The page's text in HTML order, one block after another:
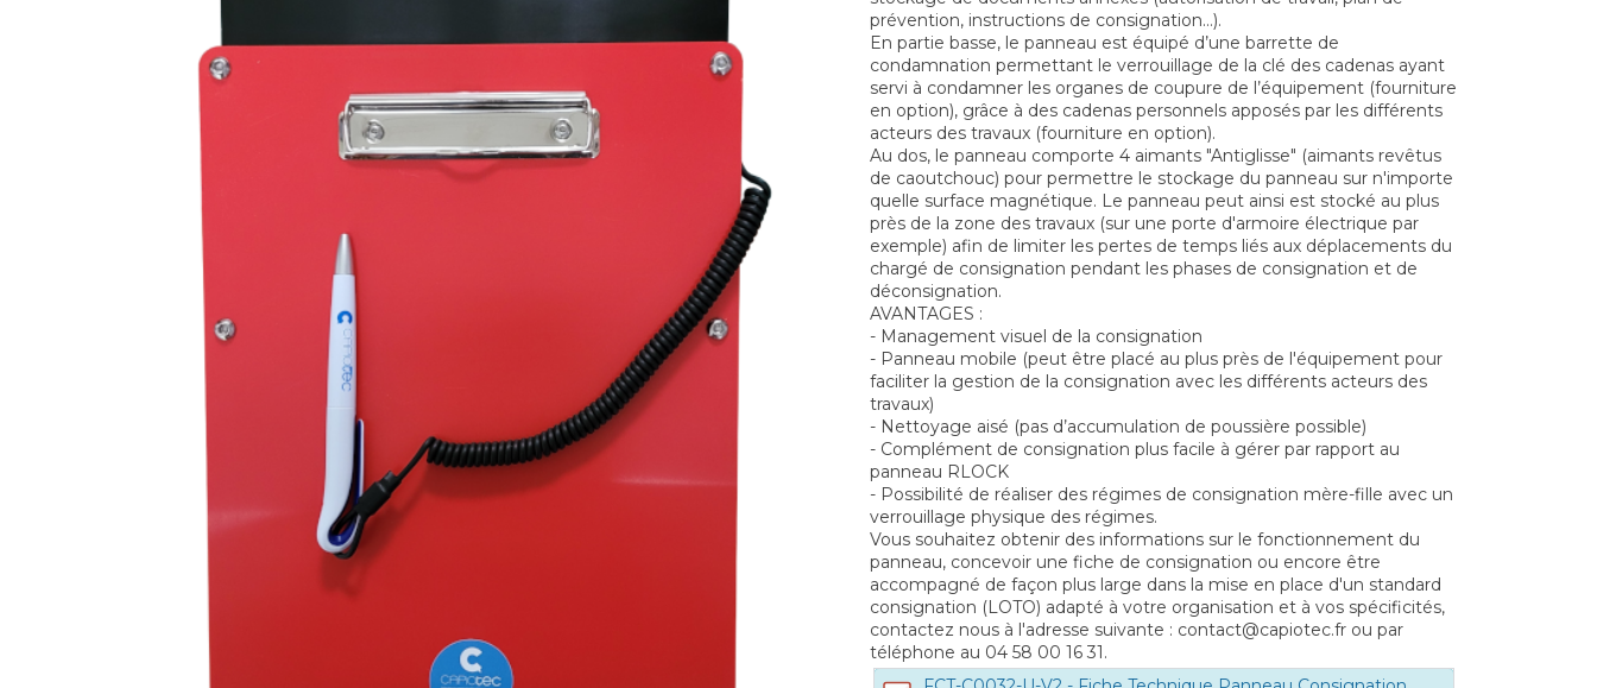
prévention, instructions de consignation…).
En partie basse, le panneau est équipé d’une barrette de
condamnation permettant le verrouillage de la clé des cadenas ayant
servi à condamner les organes de coupure de l’équipement (fourniture
en option), grâce à des cadenas personnels apposés par les différents
acteurs des travaux (fourniture en option).
Au dos, le panneau comporte 4 aimants "Antiglisse" (aimants revêtus
de caoutchouc) pour permettre le stockage du panneau sur n'importe
quelle surface magnétique. Le panneau peut ainsi est stocké au plus
près de la zone des travaux (sur une porte d'armoire électrique par
exemple) afin de limiter les pertes de temps liés aux déplacements du
chargé de consignation pendant les phases de consignation et de
déconsignation.
AVANTAGES :
- Management visuel de la consignation
- Panneau mobile (peut être placé au plus près de l'équipement pour
faciliter la gestion de la consignation avec les différents acteurs des
travaux)
- Nettoyage aisé (pas d’accumulation de poussière possible)
- Complément de consignation plus facile à gérer par rapport au
panneau RLOCK
- Possibilité de réaliser des régimes de consignation mère-fille avec un
verrouillage physique des régimes.
Vous souhaitez obtenir des informations sur le fonctionnement du
panneau, concevoir une fiche de consignation ou encore être
accompagné de façon plus large dans la mise en place d'un standard
consignation (LOTO) adapté à votre organisation et à vos spécificités,
contactez nous à l'adresse suivante : contact@capiotec.fr ou par
téléphone au 04 58 00 16 31.